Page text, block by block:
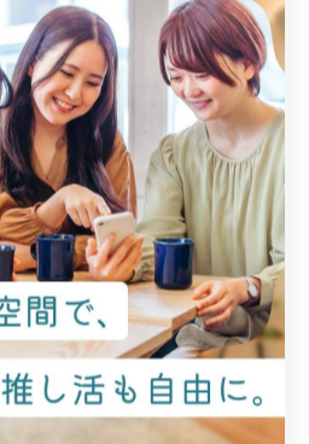
タグ
イド #新潟市
ー Categories
カテゴリー
ョップ